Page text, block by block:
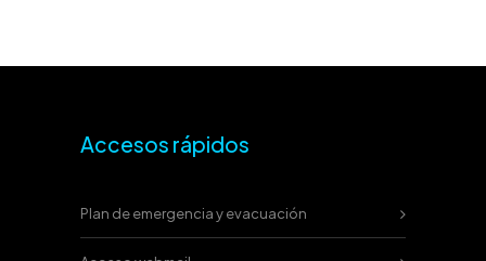
Accesos rápidos
Plan de emergencia y evacuación